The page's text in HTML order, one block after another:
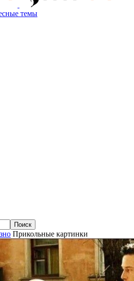
темы
Прикольные картинки